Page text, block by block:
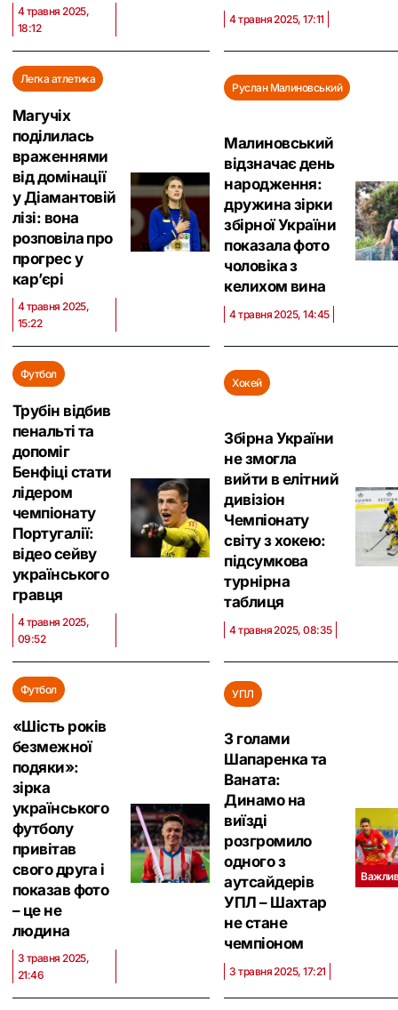
4 травня 2025,
18:12
4 травня 2025, 17:11
Легка атлетика
Магучіх
поділилась
враженнями
від домінації
у Діамантовій
лізі: вона
розповіла про
прогрес у
кар’єрі
4 травня 2025,
15:22
Руслан Малиновський
Малиновський
відзначає день
народження:
дружина зірки
збірної України
показала фото
чоловіка з
келихом вина
4 травня 2025, 14:45
Футбол
Трубін відбив
пенальті та
допоміг
Бенфіці стати
лідером
чемпіонату
Португалії:
відео сейву
українського
гравця
4 травня 2025,
09:52
Хокей
Збірна України
не змогла
вийти в елітний
дивізіон
Чемпіонату
світу з хокею:
підсумкова
турнірна
таблиця
4 травня 2025, 08:35
Футбол
«Шість років
безмежної
подяки»:
зірка
українського
футболу
привітав
свого друга і
показав фото
– це не
людина
3 травня 2025,
21:46
УПЛ
З голами
Шапаренка та
Ваната:
Динамо на
виїзді
розгромило
одного з
аутсайдерів
УПЛ – Шахтар
не стане
чемпіоном
3 травня 2025, 17:21